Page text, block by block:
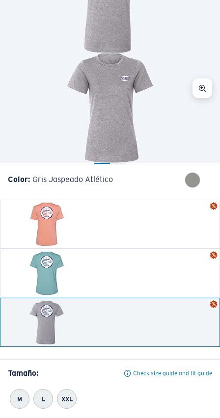
Cantidad:
Color: Gris Jaspeado Atlético
Tamaño: Check size guide and fit guide
M L XXL